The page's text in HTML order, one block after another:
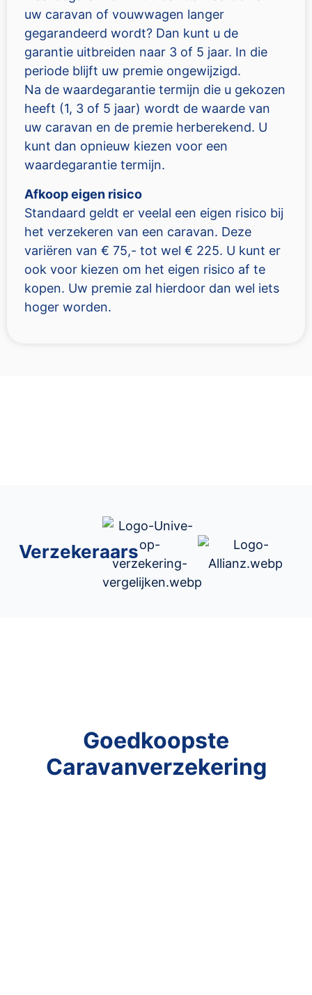
uw caravan of vouwwagen langer
gegarandeerd wordt? Dan kunt u de
garantie uitbreiden naar 3 of 5 jaar. In die
periode blijft uw premie ongewijzigd.
Na de waardegarantie termijn die u gekozen
heeft (1, 3 of 5 jaar) wordt de waarde van
uw caravan en de premie herberekend. U
kunt dan opnieuw kiezen voor een
waardegarantie termijn.
Afkoop eigen risico
Standaard geldt er veelal een eigen risico bij
het verzekeren van een caravan. Deze
variëren van € 75,- tot wel € 225. U kunt er
ook voor kiezen om het eigen risico af te
kopen. Uw premie zal hierdoor dan wel iets
hoger worden.
Verzekeraars
Goedkoopste
Caravanverzekering